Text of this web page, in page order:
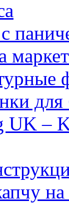
UK –